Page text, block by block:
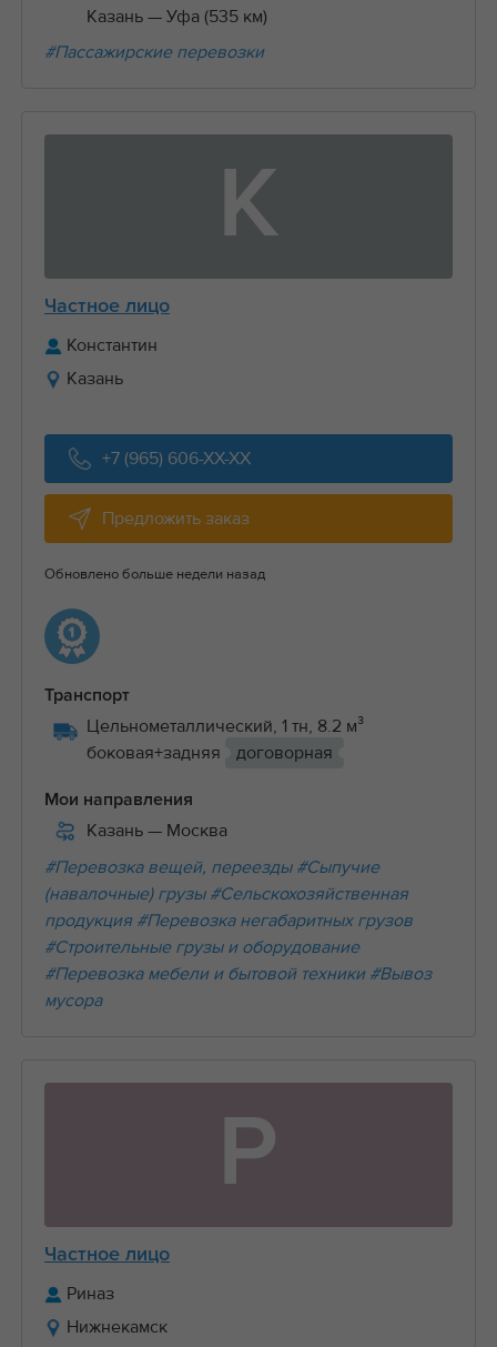
Казань — Уфа (535 км)
#Пассажирские перевозки
К
Частное лицо
Константин
Казань
+7 (965) 606-XX-XX
Предложить заказ
Обновлено больше недели назад
Транспорт
Цельнометаллический, 1 тн, 8.2 м³
боковая+задняя
договорная
Мои направления
Казань — Москва
#Перевозка вещей, переезды #Сыпучие
(навалочные) грузы #Сельскохозяйственная
продукция #Перевозка негабаритных грузов
#Строительные грузы и оборудование
#Перевозка мебели и бытовой техники #Вывоз
мусора
Р
Частное лицо
Риназ
Нижнекамск